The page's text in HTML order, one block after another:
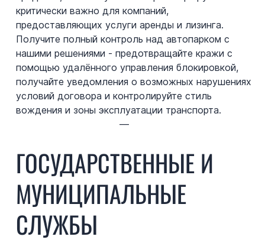
критически важно для компаний,
предоставляющих услуги аренды и лизинга.
Получите полный контроль над автопарком с
нашими решениями - предотвращайте кражи с
помощью удалённого управления блокировкой,
получайте уведомления о возможных нарушениях
условий договора и контролируйте стиль
вождения и зоны эксплуатации транспорта.
—
ГОСУДАРСТВЕННЫЕ И
МУНИЦИПАЛЬНЫЕ
СЛУЖБЫ